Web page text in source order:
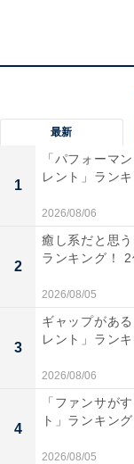
ドボーカルとし
『Rain』でソロ
題歌で、セクシ
コメントを見る
都／50代女性）
特に高音がキレ
性）、「はきは
岡県／40代女性
最新
1
「パフォーマ
レント」ラン
2026/08/06
2
癒し系だと思
ランキング！ 2
2026/08/05
3
ギャップがあ
レント」ラン
2026/08/06
4
「ファンサが
ト」ランキン
2026/08/05